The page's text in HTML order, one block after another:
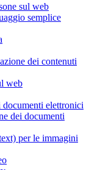
sul web
semplice
dei contenuti
web
elettronici
dei documenti
per le immagini